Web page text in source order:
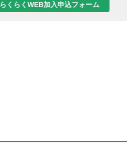
らくらくWEB加入申込フォーム